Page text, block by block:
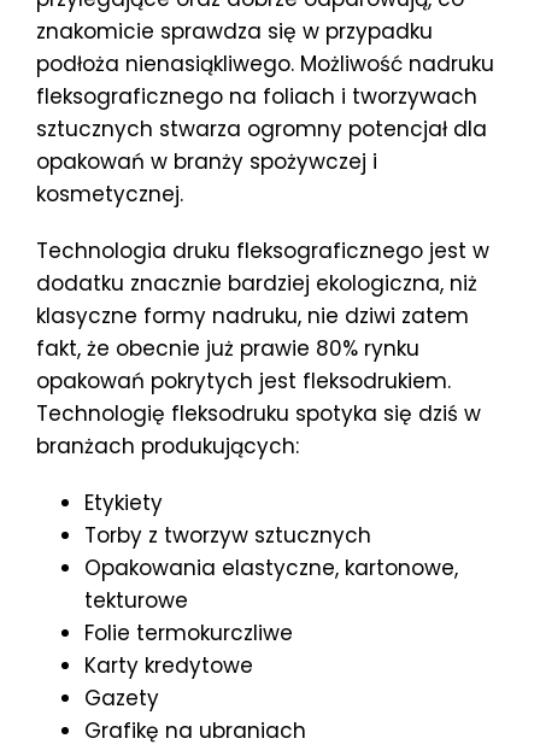
znakomicie sprawdza się w przypadku
podłoża nienasiąkliwego. Możliwość nadruku
fleksograficznego na foliach i tworzywach
sztucznych stwarza ogromny potencjał dla
opakowań w branży spożywczej i
kosmetycznej.
Technologia druku fleksograficznego jest w
dodatku znacznie bardziej ekologiczna, niż
klasyczne formy nadruku, nie dziwi zatem
fakt, że obecnie już prawie 80% rynku
opakowań pokrytych jest fleksodrukiem.
Technologię fleksodruku spotyka się dziś w
branżach produkujących:
Etykiety
Torby z tworzyw sztucznych
Opakowania elastyczne, kartonowe,
tekturowe
Folie termokurczliwe
Karty kredytowe
Gazety
Grafikę na ubraniach